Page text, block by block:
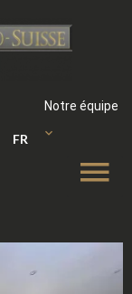
Notre équipe
FR